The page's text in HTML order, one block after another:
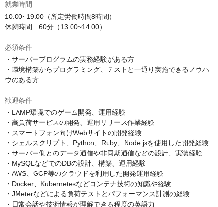
就業時間
10:00~19:00（所定労働時間8時間）
休憩時間　60分（13:00~14:00）
必須条件
・サーバープログラムの実務経験がある方
・環境構築からプログラミング、テストと一通り実施できるノウハ
ウのある方
歓迎条件
・LAMP環境でのゲーム開発、運用経験
・高負荷サービスの開発、運用リリース作業経験
・スマートフォン向けWebサイトの開発経験
・シェルスクリプト、Python、Ruby、Node.jsを使用した開発経験
・サーバー側とのデータ通信や非同期通信などの設計、実装経験
・MySQLなどでのDBの設計、構築、運用経験
・AWS、GCP等のクラウドを利用した開発運用経験
・Docker、Kubernetesなどコンテナ技術の知識や経験
・JMeterなどによる負荷テストとパフォーマンス計測の経験
・日常会話や技術情報が理解できる程度の英語力